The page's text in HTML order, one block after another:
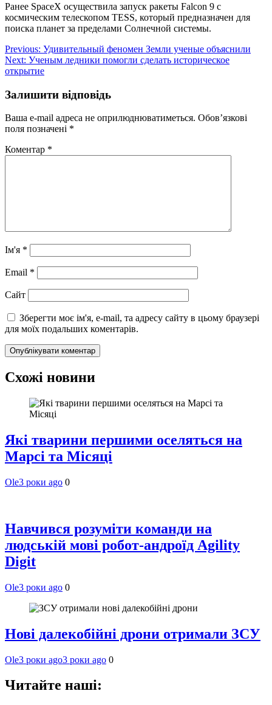
Ранее SpaceX осуществила запуск ракеты Falcon 9 с
космическим телескопом TESS, который предназначен для
поиска планет за пределами Солнечной системы.
Навігація
записів
Previous: Удивительный феномен Земли ученые объяснили
Next: Ученым ледники помогли сделать историческое
открытие
Залишити відповідь
Ваша e-mail адреса не оприлюднюватиметься. Обов’язкові
поля позначені *
Коментар *
Ім'я *
Email *
Сайт
Зберегти моє ім'я, e-mail, та адресу сайту в цьому браузері
для моїх подальших коментарів.
Схожі новини
Які тварини першими оселяться на
Марсі та Місяці
Ole3 роки ago 0
Навчився розуміти команди на
людській мові робот-андроїд Agility
Digit
Ole3 роки ago 0
Нові далекобійні дрони отримали ЗСУ
Ole3 роки ago3 роки ago 0
Читайте наші: